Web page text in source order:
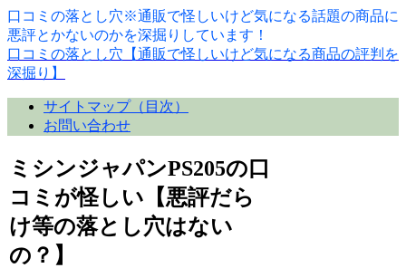
口コミの落とし穴※通販で怪しいけど気になる話題の商品に
悪評とかないのかを深掘りしています！
口コミの落とし穴【通販で怪しいけど気になる商品の評判を
深掘り】
サイトマップ（目次）
お問い合わせ
ミシンジャパンPS205の口
コミが怪しい【悪評だら
け等の落とし穴はない
の？】